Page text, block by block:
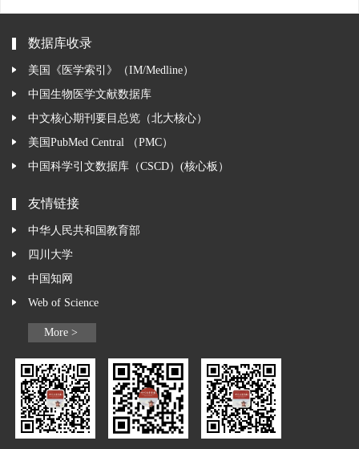
数据库收录
美国《医学索引》（IM/Medline）
中国生物医学文献数据库
中文核心期刊要目总览（北大核心）
美国PubMed Central （PMC）
中国科学引文数据库（CSCD）(核心板）
友情链接
中华人民共和国教育部
四川大学
中国知网
Web of Science
More >